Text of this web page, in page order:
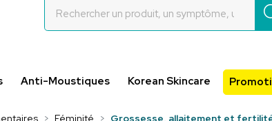
Anti-Moustiques Korean Skincare
Féminité Grossesse, allaitement et